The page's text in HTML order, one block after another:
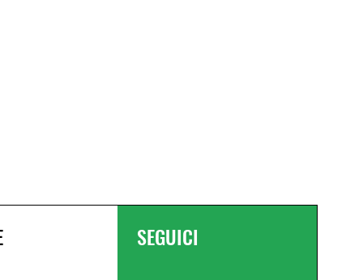
SEGUICI